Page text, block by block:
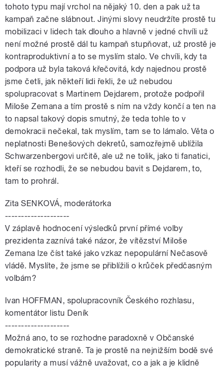
tohoto typu mají vrchol na nějaký 10. den a pak už ta
kampaň začne slábnout. Jinými slovy neudržíte prostě tu
mobilizaci v lidech tak dlouho a hlavně v jedné chvíli už
není možné prostě dál tu kampaň stupňovat, už prostě je
kontraproduktivní a to se myslím stalo. Ve chvíli, kdy ta
podpora už byla taková křečovitá, kdy najednou prostě
jsme četli, jak někteří lidi řekli, že už nebudou
spolupracovat s Martinem Dejdarem, protože podpořil
Miloše Zemana a tím prostě s ním na vždy končí a ten na
to napsal takový dopis smutný, že teda tohle to v
demokracii nečekal, tak myslím, tam se to lámalo. Věta o
neplatnosti Benešových dekretů, samozřejmě ublížila
Schwarzenbergovi určitě, ale už ne tolik, jako ti fanatici,
kteří se rozhodli, že se nebudou bavit s Dejdarem, to,
tam to prohrál.
Zita SENKOVÁ, moderátorka
--------------------
V záplavě hodnocení výsledků první přímé volby
prezidenta zaznívá také názor, že vítězství Miloše
Zemana lze číst také jako vzkaz nepopulární Nečasově
vládě. Myslíte, že jsme se přiblížili o krůček předčasným
volbám?
Ivan HOFFMAN, spolupracovník Českého rozhlasu,
komentátor listu Deník
--------------------
Možná ano, to se rozhodne paradoxně v Občanské
demokratické straně. Ta je prostě na nejnižším bodě své
popularity a musí vážně uvažovat, co a jak a je klidně